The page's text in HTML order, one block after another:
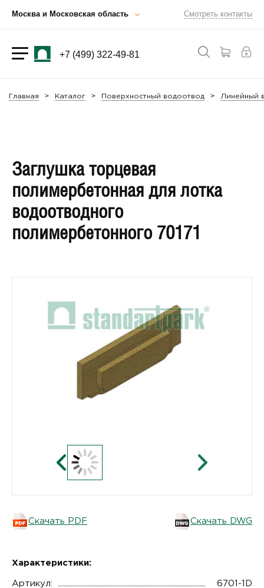
Москва и Московская область Смотреть контакты
+7 (499) 322-49-81
Главная Каталог Поверхностный водоотвод Линейный
Заглушка торцевая
полимербетонная для лотка
водоотводного
полимербетонного 70171
Скачать PDF Скачать DWG
Характеристики:
Артикул:
6701-1D